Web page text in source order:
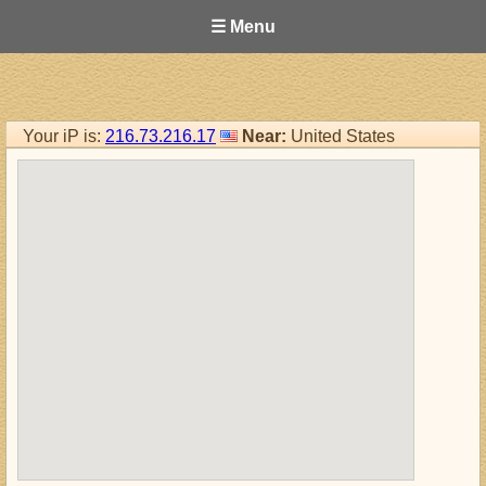
☰ Menu
Your iP is: 216.73.216.17 Near: United States